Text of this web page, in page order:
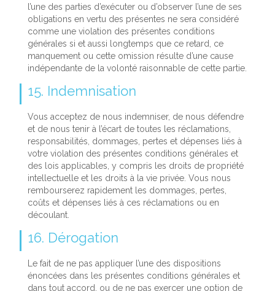
l’une des parties d’exécuter ou d’observer l’une de ses
obligations en vertu des présentes ne sera considéré
comme une violation des présentes conditions
générales si et aussi longtemps que ce retard, ce
manquement ou cette omission résulte d’une cause
indépendante de la volonté raisonnable de cette partie.
15. Indemnisation
Vous acceptez de nous indemniser, de nous défendre
et de nous tenir à l’écart de toutes les réclamations,
responsabilités, dommages, pertes et dépenses liés à
votre violation des présentes conditions générales et
des lois applicables, y compris les droits de propriété
intellectuelle et les droits à la vie privée. Vous nous
rembourserez rapidement les dommages, pertes,
coûts et dépenses liés à ces réclamations ou en
découlant.
16. Dérogation
Le fait de ne pas appliquer l’une des dispositions
énoncées dans les présentes conditions générales et
dans tout accord, ou de ne pas exercer une option de